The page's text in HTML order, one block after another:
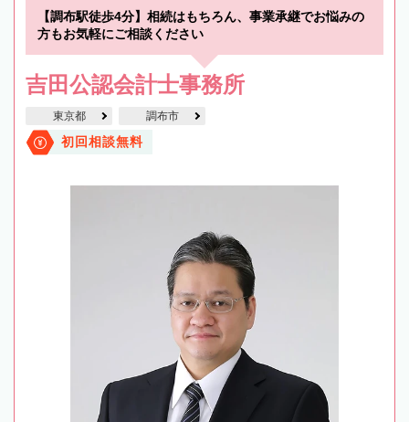
【調布駅徒歩4分】相続はもちろん、事業承継でお悩みの
方もお気軽にご相談ください
吉田公認会計士事務所
東京都 調布市
初回相談無料